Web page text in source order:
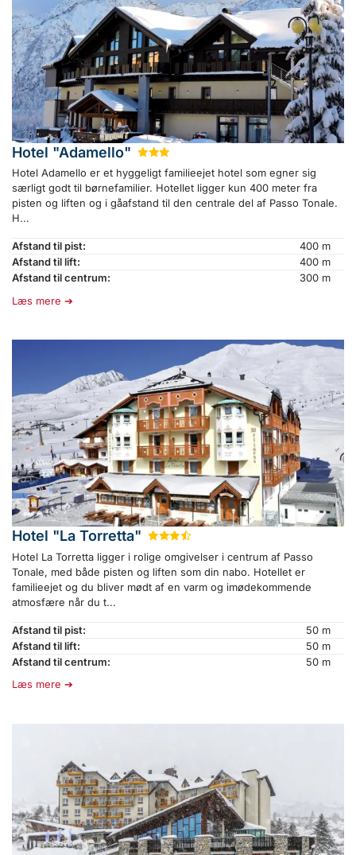
Hotel "Adamello" ★★
Hotel Adamello er et hyggeligt familieejet hotel som egner sig
særligt godt til børnefamilier. Hotellet ligger kun 400 meter fra
pisten og liften og i gåafstand til den centrale del af Passo Tonale.
H...
Afstand til pist:
400 m
Afstand til lift:
400 m
Afstand til centrum:
300 m
Læs mere
Hotel "La Torretta" ★★★
Hotel La Torretta ligger i rolige omgivelser i centrum af Passo
Tonale, med både pisten og liften som din nabo. Hotellet er
familieejet og du bliver mødt af en varm og imødekommende
atmosfære når du t...
Afstand til pist:
50 m
Afstand til lift:
50 m
Afstand til centrum:
50 m
Læs mere